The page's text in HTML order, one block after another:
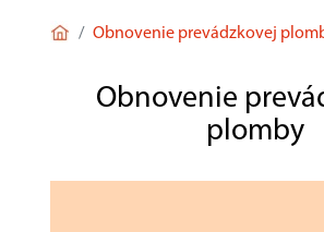
Obnovenie prevádzkovej
Obnovenie
plomby